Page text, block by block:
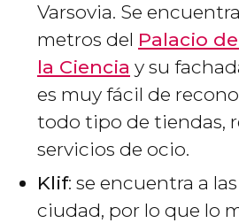
Varsovia. Se
metros del Palacio
la Ciencia y su
es muy fácil de
todo tipo de tiendas,
servicios de ocio.
Klif: se encuentra a
ciudad, por lo que lo